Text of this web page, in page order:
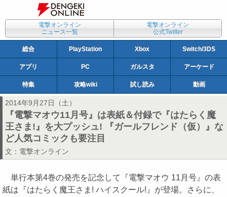
電撃オンライン
ニュース一覧
電撃オンライン
公式Twitter
総合 PlayStation Xbox Switch/3DS
アプリ PC ガルスタ アーケード
特集 攻略wiki 試し読み 動画
2014年9月27日（土）
『電撃マオウ11月号』は表紙＆付録で『はたらく魔
王さま!』を大プッシュ! 『ガールフレンド（仮）』な
ど人気コミックも要注目
文： 電撃オンライン
単行本第4巻の発売を記念して『電撃マオウ 11月号』の表
紙は『はたらく魔王さま! ハイスクール!』が登場。さらに、